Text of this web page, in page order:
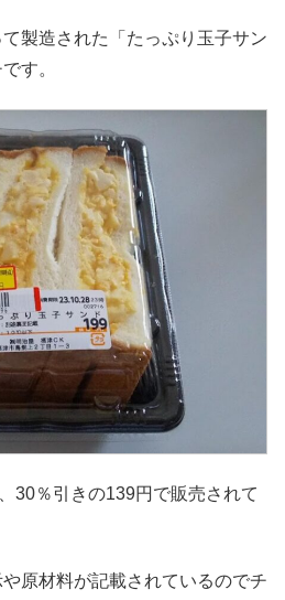
製造された「たっぷり玉子サン
す。
30％引きの139円で販売されて
原材料が記載されているのでチ